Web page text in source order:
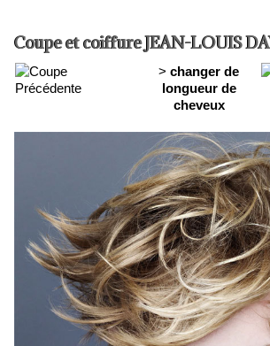
Coupe et coiffure JEAN-LOUIS
> changer de
longueur de
cheveux